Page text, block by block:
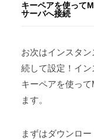
キーペアを使って
サーバへ接続
お次はインスタ
続して設定！イ
キーペアを使っ
ます。
まずはダウンロ